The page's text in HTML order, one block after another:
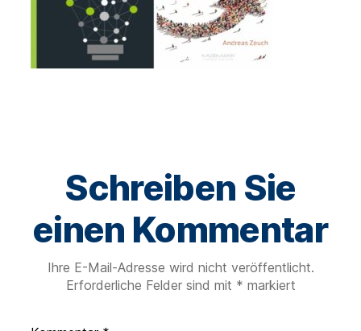
Schreiben Sie
einen Kommentar
Ihre E-Mail-Adresse wird nicht veröffentlicht.
Erforderliche Felder sind mit * markiert